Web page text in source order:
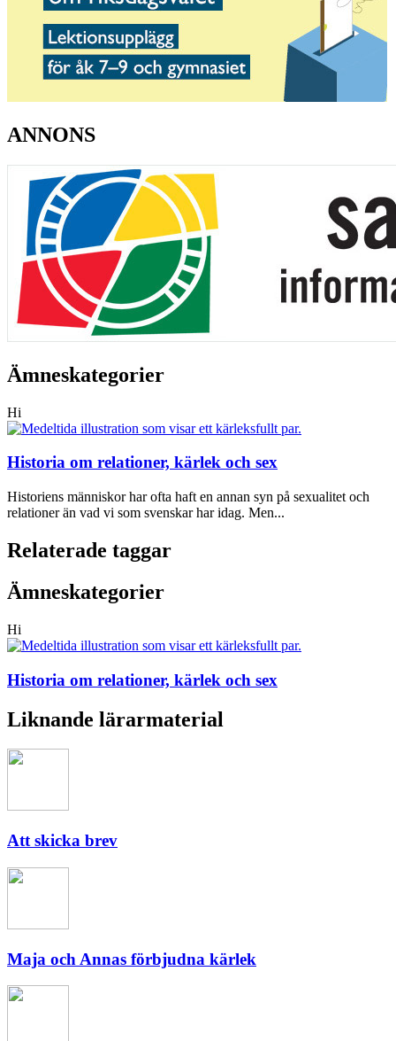
ANNONS
Ämneskategorier
Hi
Historia om relationer, kärlek och sex
Historiens människor har ofta haft en annan syn på sexualitet och
relationer än vad vi som svenskar har idag. Men...
Relaterade taggar
Ämneskategorier
Hi
Historia om relationer, kärlek och sex
Liknande lärarmaterial
Att skicka brev
Maja och Annas förbjudna kärlek